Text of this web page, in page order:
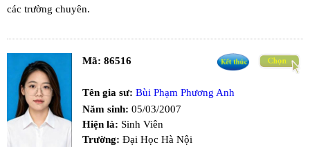
các trường chuyên.
Mã: 86516
Tên gia sư: Bùi Phạm Phương Anh
Năm sinh: 05/03/2007
Hiện là: Sinh Viên
Trường: Đại Học Hà Nội